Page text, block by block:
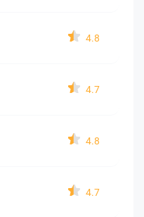
4.8
4.7
4.8
4.7